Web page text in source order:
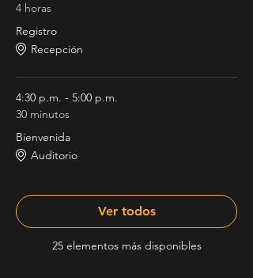
4 horas
Registro
Recepción
4:30 p.m. - 5:00 p.m.
30 minutos
Bienvenida
Auditorio
25 elementos más disponibles
Ver todos